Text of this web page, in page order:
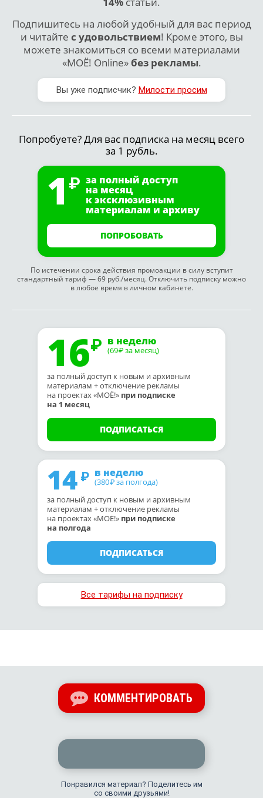
Подпишитесь на любой удобный для вас период
и читайте с удовольствием! Кроме этого, вы
можете знакомиться со всеми материалами
«МОЁ! Online»без рекламы.
Вы уже подписчик? Милости просим
Попробуете? Для вас подписка на месяц всего
за 1 рубль.
1 за полный доступ
на месяц
к эксклюзивным
материалам и архиву
ПОПРОБОВАТЬ
По истечении срока действия промоакции в силу вступит
стандартный тариф — 69 руб./месяц. Отключить подписку можно
в любое время в личном кабинете.
16 в неделю
(69₽ за месяц)
за полный доступ к новым и архивным
материалам + отключение рекламы
на проектах «МОЁ!» при подписке
на 1 месяц
ПОДПИСАТЬСЯ
14 в неделю
(380₽ за полгода)
за полный доступ к новым и архивным
материалам + отключение рекламы
на проектах «МОЁ!» при подписке
на полгода
ПОДПИСАТЬСЯ
Все тарифы на подписку
КОММЕНТИРОВАТЬ
Понравился материал? Поделитесь им
со своими друзьями!